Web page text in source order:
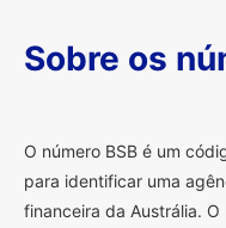
Sobre os
O número BSB é um
para identificar uma
financeira da Austrália. O